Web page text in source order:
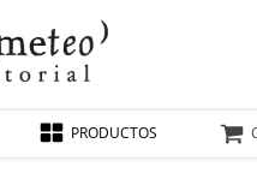
PRODUCTOS